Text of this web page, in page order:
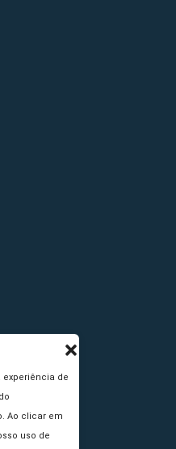
experiência de
Ao clicar em
uso de